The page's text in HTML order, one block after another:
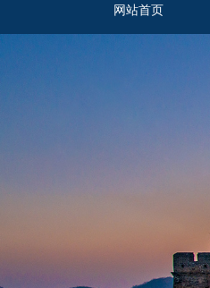
网站首页